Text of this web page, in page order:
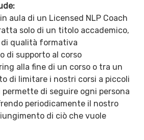
aula di un Licensed NLP Coach
solo di un titolo accademico,
qualità formativa
di supporto al corso
alla fine di un corso o tra un
di limitare i nostri corsi a piccoli
permette di seguire ogni persona
periodicamente il nostro
di ciò che vuole